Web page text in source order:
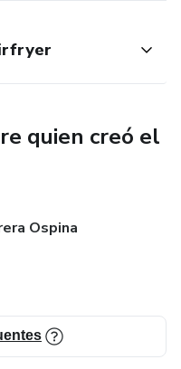
quien creó el
Ospina